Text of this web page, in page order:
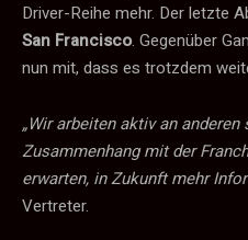
Driver-Reihe mehr. Der letzte
San Francisco. Gegenüber
nun mit, dass es trotzdem
„Wir arbeiten aktiv an
Zusammenhang mit der
erwarten, in Zukunft mehr
Vertreter.